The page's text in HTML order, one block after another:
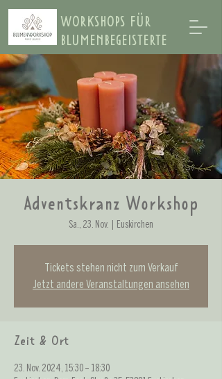
WORKSHOPS FÜR
BLUMENBEGEISTERTE
Adventskranz Workshop
Sa., 23. Nov. Euskirchen
Tickets stehen nicht zum Verkauf
Jetzt andere Veranstaltungen ansehen
Zeit & Ort
23. Nov. 2024, 15:30 – 18:30